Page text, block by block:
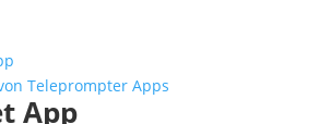
Teleprompter Apps
App